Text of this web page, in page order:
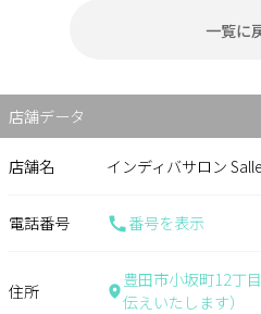
一覧に
店舗データ
店舗名 インディバサロン
電話番号 番号を表示
住所
豊田市小坂町12丁
伝えいたします）